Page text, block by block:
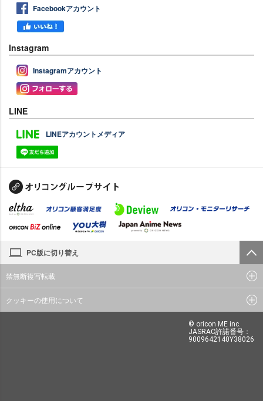
Facebookアカウント
Instagram
Instagramアカウント
LINE
LINEアカウントメディア
PC版に切り替え
禁無断複写転載
クッキーの使用について
© oricon ME inc.
JASRAC許諾番号：
9009642140Y38026